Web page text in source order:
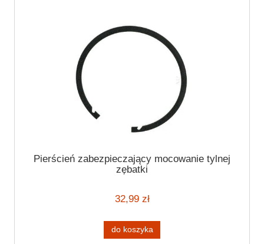
Pierścień zabezpieczający mocowanie tylnej
zębatki
32,99 zł
do koszyka